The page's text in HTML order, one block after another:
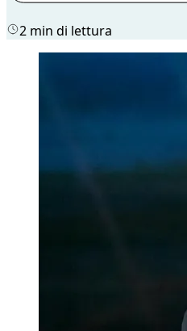
2 min di lettura